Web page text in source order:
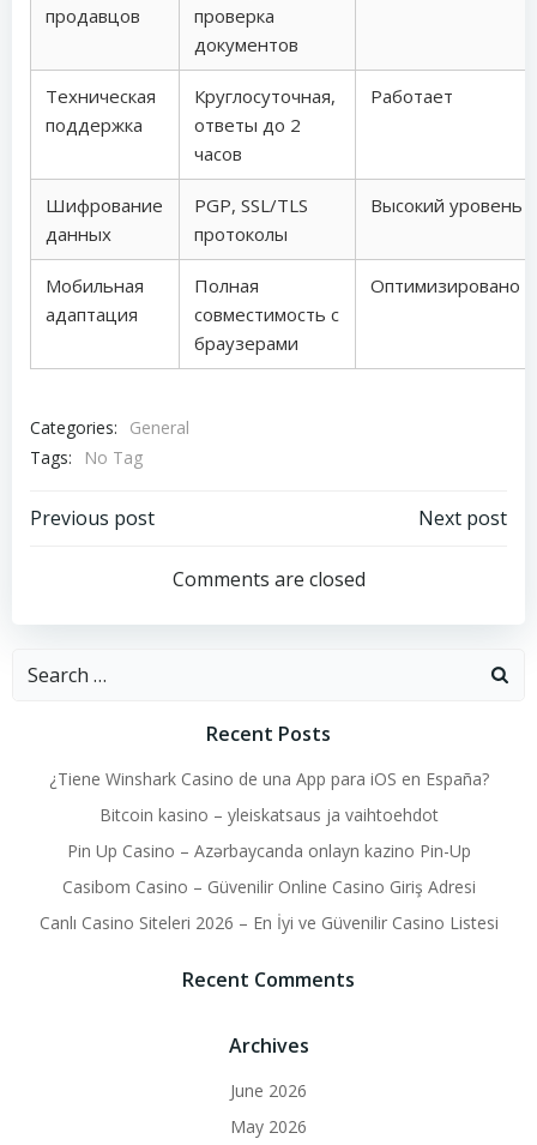
продавцов
проверка
документов
Техническая
поддержка
Круглосуточная,
ответы до 2
часов
Работает
Шифрование
данных
PGP, SSL/TLS
протоколы
Высокий уровень
Мобильная
адаптация
Полная
совместимость с
браузерами
Оптимизировано
Categories:
General
Tags:
No Tag
Post
navigation
Previous post
navigation
Next post
Comments are closed
Search
Recent Posts
¿Tiene Winshark Casino de una App para iOS en España?
Bitcoin kasino – yleiskatsaus ja vaihtoehdot
Pin Up Casino – Azərbaycanda onlayn kazino Pin-Up
Casibom Casino – Güvenilir Online Casino Giriş Adresi
Canlı Casino Siteleri 2026 – En İyi ve Güvenilir Casino Listesi
Recent Comments
Archives
June 2026
May 2026